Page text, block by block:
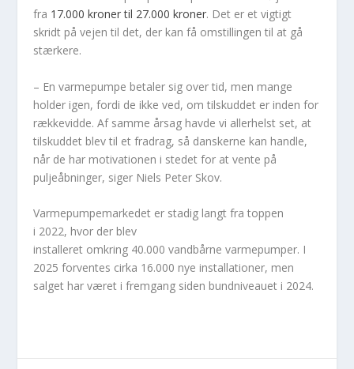
fra 17.000 kroner til 27.000 kroner. Det er et vigtigt
skridt på vejen til det, der kan få omstillingen til at gå
stærkere.
– En varmepumpe betaler sig over tid, men mange
holder igen, fordi de ikke ved, om tilskuddet er inden for
rækkevidde. Af samme årsag havde vi allerhelst set, at
tilskuddet blev til et fradrag, så danskerne kan handle,
når de har motivationen i stedet for at vente på
puljeåbninger, siger Niels Peter Skov.
Varmepumpemarkedet er stadig langt fra toppen
i 2022, hvor der blev
installeret omkring 40.000 vandbårne varmepumper. I
2025 forventes cirka 16.000 nye installationer, men
salget har været i fremgang siden bundniveauet i 2024.